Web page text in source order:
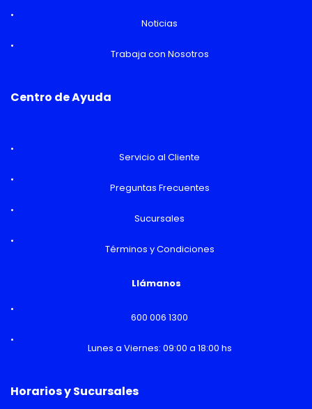
Noticias
Trabaja con Nosotros
Centro de Ayuda
Servicio al Cliente
Preguntas Frecuentes
Sucursales
Términos y Condiciones
Llámanos
600 006 1300
Lunes a Viernes: 09:00 a 18:00 hs
Horarios y Sucursales